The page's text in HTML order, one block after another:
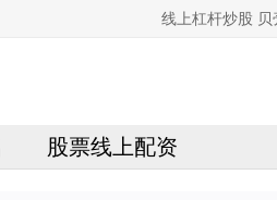
线上杠杆炒股
股票线上配资